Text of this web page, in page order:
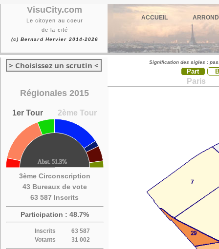
VisuCity.com
Le citoyen au coeur
de la cité
(c) Bernard Hervier 2014-2026
ACCUEIL
> Choisissez un scrutin <
Régionales 2015
1er Tour 2ème Tour
3ème Circonscription
43 Bureaux de vote
63 587 Inscrits
Participation : 48.7%
Inscrits
63 587
Votants
31 002
Signification des sigles :
Part
Paris